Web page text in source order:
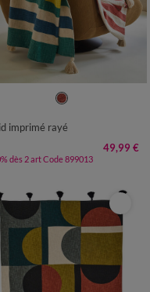
imprimé rayé
49,99 €
dès 2 art Code 899013